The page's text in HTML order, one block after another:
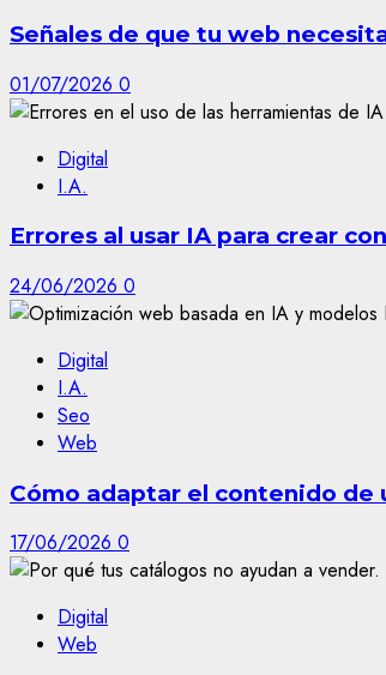
Señales de que tu web
01/07/2026 0
Digital
I.A.
Errores al usar IA para crear
24/06/2026 0
Digital
I.A.
Seo
Web
Cómo adaptar el contenido de
17/06/2026 0
Digital
Web